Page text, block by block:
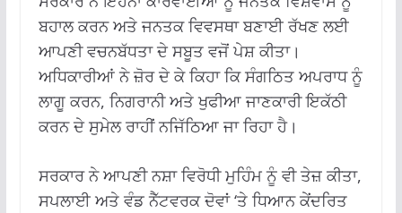
ਬਹਾਲ ਕਰਨ ਅਤੇ ਜਨਤਕ ਵਿਵਸਥਾ ਬਣਾਈ ਰੱਖਣ ਲਈ
ਆਪਣੀ ਵਚਨਬੱਧਤਾ ਦੇ ਸਬੂਤ ਵਜੋਂ ਪੇਸ਼ ਕੀਤਾ।
ਅਧਿਕਾਰੀਆਂ ਨੇ ਜ਼ੋਰ ਦੇ ਕੇ ਕਿਹਾ ਕਿ ਸੰਗਠਿਤ ਅਪਰਾਧ ਨੂੰ
ਲਾਗੂ ਕਰਨ, ਨਿਗਰਾਨੀ ਅਤੇ ਖੁਫੀਆ ਜਾਣਕਾਰੀ ਇਕੱਠੀ
ਕਰਨ ਦੇ ਸੁਮੇਲ ਰਾਹੀਂ ਨਜਿੱਠਿਆ ਜਾ ਰਿਹਾ ਹੈ।
ਸਰਕਾਰ ਨੇ ਆਪਣੀ ਨਸ਼ਾ ਵਿਰੋਧੀ ਮੁਹਿੰਮ ਨੂੰ ਵੀ ਤੇਜ਼ ਕੀਤਾ,
ਸਪਲਾਈ ਅਤੇ ਵੰਡ ਨੈੱਟਵਰਕ ਦੋਵਾਂ ‘ਤੇ ਧਿਆਨ ਕੇਂਦਰਿਤ